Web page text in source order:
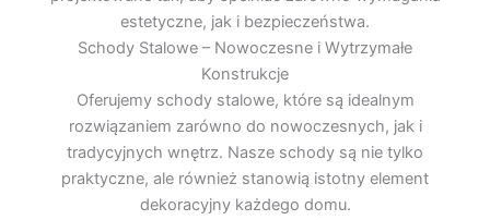
estetyczne, jak i bezpieczeństwa.
Schody Stalowe – Nowoczesne i Wytrzymałe
Konstrukcje
Oferujemy schody stalowe, które są idealnym
rozwiązaniem zarówno do nowoczesnych, jak i
tradycyjnych wnętrz. Nasze schody są nie tylko
praktyczne, ale również stanowią istotny element
dekoracyjny każdego domu.